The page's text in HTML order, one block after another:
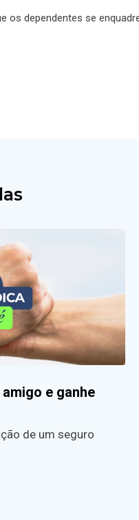
os dependentes se
e ganhe
de um seguro